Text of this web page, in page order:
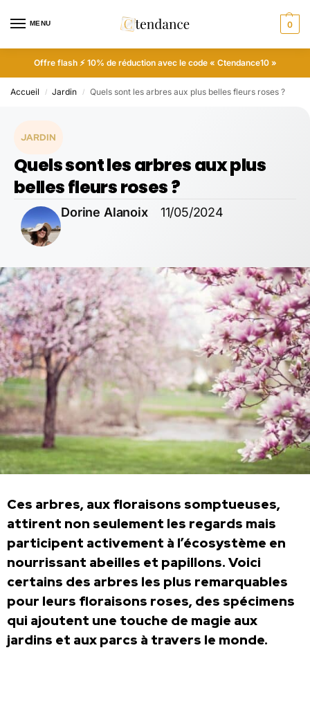
MENU 0
Offre flash ⚡ 10% de réduction avec le code « Ctendance10 »
Accueil / Jardin / Quels sont les arbres aux plus belles fleurs roses ?
JARDIN
Quels sont les arbres aux plus
belles fleurs roses ?
Dorine Alanoix 11/05/2024
Ces arbres, aux floraisons somptueuses,
attirent non seulement les regards mais
participent activement à l’écosystème en
nourrissant abeilles et papillons. Voici
certains des arbres les plus remarquables
pour leurs floraisons roses, des spécimens
qui ajoutent une touche de magie aux
jardins et aux parcs à travers le monde.